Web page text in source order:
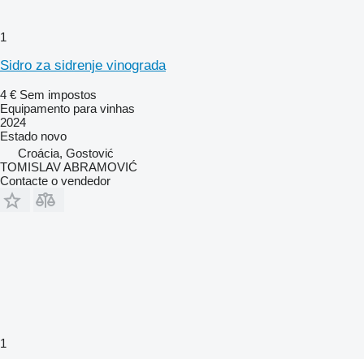
1
Sidro za sidrenje vinograda
4 € Sem impostos
Equipamento para vinhas
2024
Estado novo
Croácia, Gostović
TOMISLAV ABRAMOVIĆ
Contacte o vendedor
1